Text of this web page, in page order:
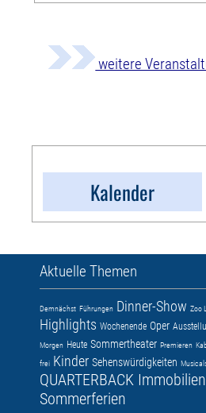
weitere
Kalender
Aktuelle Themen
Demnächst Führungen Dinner-Show Zoo
Highlights Wochenende Oper
Morgen Heute Sommertheater Premieren
frei Kinder Sehenswürdigkeiten
QUARTERBACK
Sommerferien